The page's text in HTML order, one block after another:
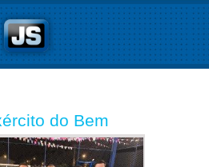
do Bem